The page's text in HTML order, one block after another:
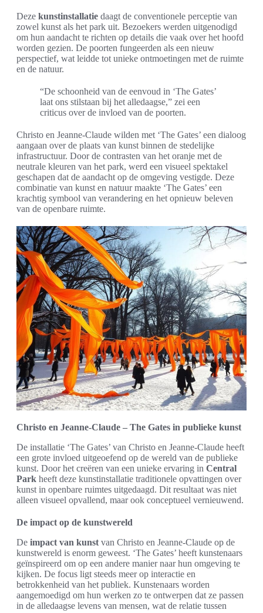
Deze kunstinstallatie daagt de conventionele perceptie van
zowel kunst als het park uit. Bezoekers werden uitgenodigd
om hun aandacht te richten op details die vaak over het hoofd
worden gezien. De poorten fungeerden als een nieuw
perspectief, wat leidde tot unieke ontmoetingen met de ruimte
en de natuur.
“De schoonheid van de eenvoud in ‘The Gates’
laat ons stilstaan bij het alledaagse,” zei een
criticus over de invloed van de poorten.
Christo en Jeanne-Claude wilden met ‘The Gates’ een dialoog
aangaan over de plaats van kunst binnen de stedelijke
infrastructuur. Door de contrasten van het oranje met de
neutrale kleuren van het park, werd een visueel spektakel
geschapen dat de aandacht op de omgeving vestigde. Deze
combinatie van kunst en natuur maakte ‘The Gates’ een
krachtig symbool van verandering en het opnieuw beleven
van de openbare ruimte.
Christo en Jeanne-Claude – The Gates in publieke kunst
De installatie ‘The Gates’ van Christo en Jeanne-Claude heeft
een grote invloed uitgeoefend op de wereld van de publieke
kunst. Door het creëren van een unieke ervaring in Central
Park heeft deze kunstinstallatie traditionele opvattingen over
kunst in openbare ruimtes uitgedaagd. Dit resultaat was niet
alleen visueel opvallend, maar ook conceptueel vernieuwend.
De impact op de kunstwereld
De impact van kunst van Christo en Jeanne-Claude op de
kunstwereld is enorm geweest. ‘The Gates’ heeft kunstenaars
geïnspireerd om op een andere manier naar hun omgeving te
kijken. De focus ligt steeds meer op interactie en
betrokkenheid van het publiek. Kunstenaars worden
aangemoedigd om hun werken zo te ontwerpen dat ze passen
in de alledaagse levens van mensen, wat de relatie tussen